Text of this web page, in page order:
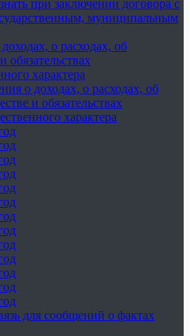
при заключении договора с
муниципальным
о расходах, об
обязательствах
характера
о доходах, о расходах, об
и обязательствах
характера
для сообщений о фактах